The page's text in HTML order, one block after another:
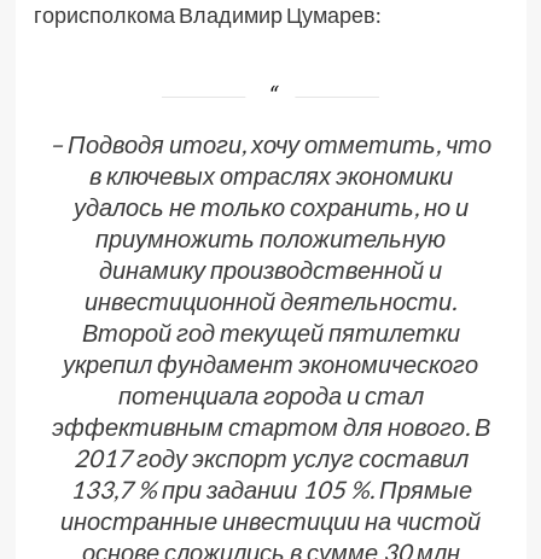
горисполкома Владимир Цумарев:
– Подводя итоги, хочу отметить, что
в ключевых отраслях экономики
удалось не только сохранить, но и
приумножить положительную
динамику производственной и
инвестиционной деятельности.
Второй год текущей пятилетки
укрепил фундамент экономического
потенциала города и стал
эффективным стартом для нового. В
2017 году экспорт услуг составил
133,7 % при задании 105 %. Прямые
иностранные инвестиции на чистой
основе сложились в сумме 30 млн